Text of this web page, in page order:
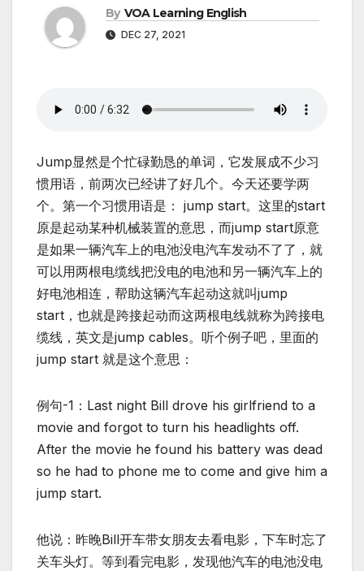
By VOA Learning English
DEC 27, 2021
Jump显然是个忙碌勤恳的单词，它发展成不少习
惯用语，前两次已经讲了好几个。今天还要学两
个。第一个习惯用语是： jump start。这里的start
原是起动某种机械装置的意思，而jump start原意
是如果一辆汽车上的电池没电汽车发动不了了，就
可以用两根电缆线把没电的电池和另一辆汽车上的
好电池相连，帮助这辆汽车起动这就叫jump
start，也就是跨接起动而这两根电线就称为跨接电
缆线，英文是jump cables。听个例子吧，里面的
jump start 就是这个意思：
例句-1：Last night Bill drove his girlfriend to a
movie and forgot to turn his headlights off.
After the movie he found his battery was dead
so he had to phone me to come and give him a
jump start.
他说：昨晚Bill开车带女朋友去看电影，下车时忘了
关车头灯。等到看完电影，发现他汽车的电池没电